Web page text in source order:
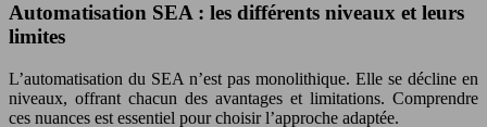
Automatisation SEA : les différents niveaux et leurs
limites
L’automatisation du SEA n’est pas monolithique. Elle se décline en
niveaux, offrant chacun des avantages et limitations. Comprendre
ces nuances est essentiel pour choisir l’approche adaptée.